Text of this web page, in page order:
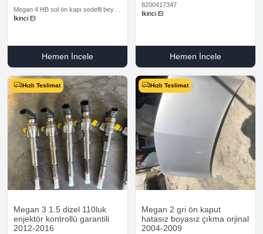
Megan 4 HB sol ön kapı sedefli beyaz
boyasız çıkma orjinal 2016-2021
İkinci El
Hemen İncele
8200417347
İkinci El
Hemen İncele
Hızlı Teslimat
Megan 3 1.5 dizel 110luk
enjektör kontrollü garantili
2012-2016
Hızlı Teslimat
Megan 2 gri ön kaput
hatasız boyasız çıkma orjinal
2004-2009